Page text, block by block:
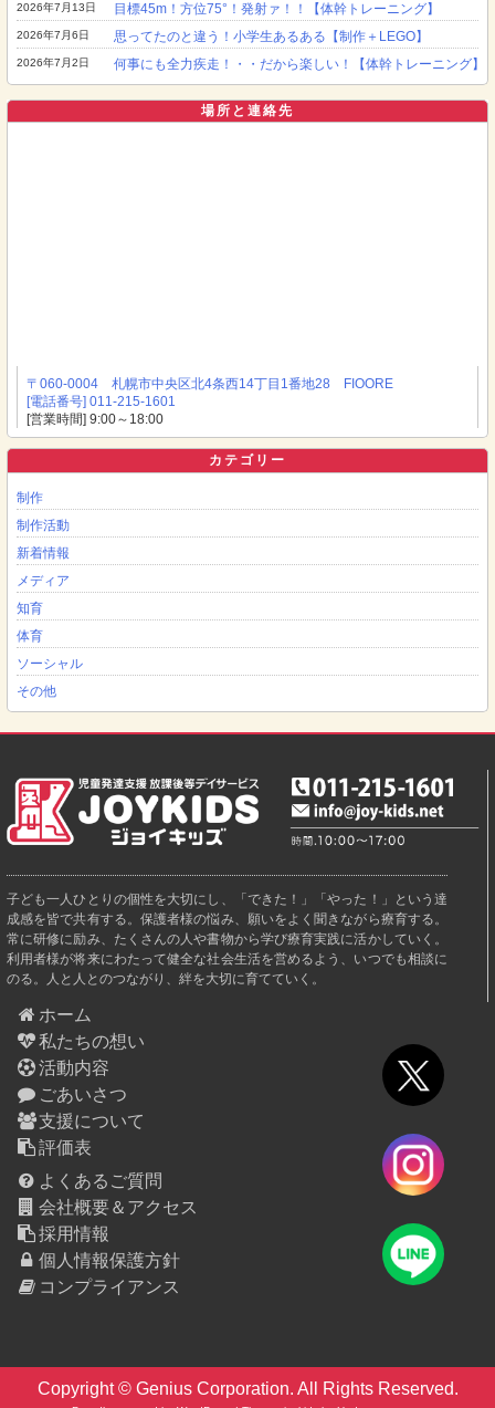
目標45m！方位75°！発射ァ！！【体幹トレーニング】
2026年7月13日
思ってたのと違う！小学生あるある【制作＋LEGO】
2026年7月6日
何事にも全力疾走！・・だから楽しい！【体幹トレーニング】
2026年7月2日
場所と連絡先
〒060-0004 札幌市中央区北4条西14丁目1番地28 FIOORE
[電話番号] 011-215-1601
[営業時間] 9:00～18:00
カテゴリー
制作
制作活動
新着情報
メディア
知育
体育
ソーシャル
その他
子ども一人ひとりの個性を大切にし、「できた！」「やった！」という達
成感を皆で共有する。保護者様の悩み、願いをよく聞きながら療育する。
常に研修に励み、たくさんの人や書物から学び療育実践に活かしていく。
利用者様が将来にわたって健全な社会生活を営めるよう、いつでも相談に
のる。人と人とのつながり、絆を大切に育てていく。
ホーム
私たちの想い
活動内容
ごあいさつ
支援について
評価表
よくあるご質問
会社概要＆アクセス
採用情報
個人情報保護方針
コンプライアンス
Copyright © Genius Corporation. All Rights Reserved.